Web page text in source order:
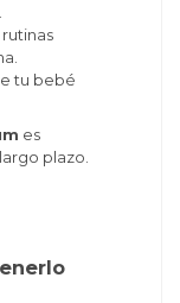
tu bebé
es
plazo.